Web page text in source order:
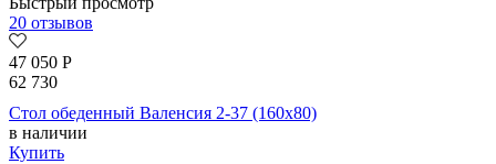
20 отзывов
47 050 Р
62 730
Стол обеденный Валенсия 2-37 (160х80)
в наличии
Купить